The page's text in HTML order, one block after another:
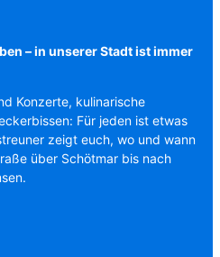
– in unserer Stadt ist immer
Konzerte, kulinarische
Für jeden ist etwas
zeigt euch, wo und wann
über Schötmar bis nach